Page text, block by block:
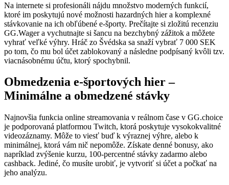
Na internete si profesionáli nájdu množstvo moderných funkcií,
ktoré im poskytujú nové možnosti hazardných hier a komplexné
stávkovanie na ich obľúbené e-športy. Prečítajte si zložitú recenziu
GG.Wager a vychutnajte si šancu na bezchybný zážitok a môžete
vyhrať veľké výhry. Hráč zo Švédska sa snaží vybrať 7 000 SEK
po tom, čo mu bol účet zablokovaný a následne podpísaný kvôli tzv.
viacnásobnému účtu, ktorý spochybnil.
Obmedzenia e-športových hier –
Minimálne a obmedzené stávky
Najnovšia funkcia online streamovania v reálnom čase v GG.choice
je podporovaná platformou Twitch, ktorá poskytuje vysokokvalitné
videozáznamy. Môže to viesť buď k výraznej výhre, alebo k
minimálnej, ktorá vám nič nepomôže. Získate denné bonusy, ako
napríklad zvýšenie kurzu, 100-percentné stávky zadarmo alebo
cashback. Jediné, čo musíte urobiť, je vytvoriť si účet a počkať na
jeho analýzu.